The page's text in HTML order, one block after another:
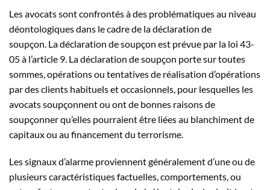
Les avocats sont confrontés à des problématiques au niveau
déontologiques dans le cadre de la déclaration de
soupçon. La déclaration de soupçon est prévue par la loi 43-
05 à l’article 9. La déclaration de soupçon porte sur toutes
sommes, opérations ou tentatives de réalisation d’opérations
par des clients habituels et occasionnels, pour lesquelles les
avocats soupçonnent ou ont de bonnes raisons de
soupçonner qu’elles pourraient être liées au blanchiment de
capitaux ou au financement du terrorisme.
Les signaux d’alarme proviennent généralement d’une ou de
plusieurs caractéristiques factuelles, comportements, ou